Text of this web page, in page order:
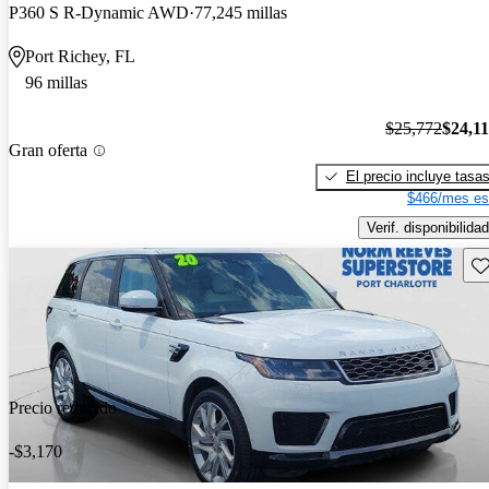
P360 S R-Dynamic AWD 77,245 millas
Port Richey, FL
96 millas
Gran oferta
$25,772
El precio incluye tasas
$466/mes
Verif. disponibilidad
Precio reducido
-$3,170